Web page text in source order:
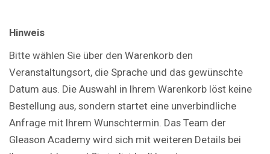
Hinweis
Bitte wählen Sie über den Warenkorb den
Veranstaltungsort, die Sprache und das gewünschte
Datum aus. Die Auswahl in Ihrem Warenkorb löst keine
Bestellung aus, sondern startet eine unverbindliche
Anfrage mit Ihrem Wunschtermin. Das Team der
Gleason Academy wird sich mit weiteren Details bei